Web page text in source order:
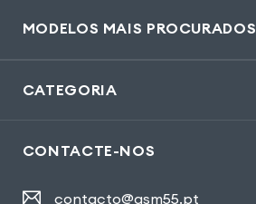
MODELOS MAIS PROCURADOS
CATEGORIA
CONTACTE-NOS
contacto@gsm55.pt